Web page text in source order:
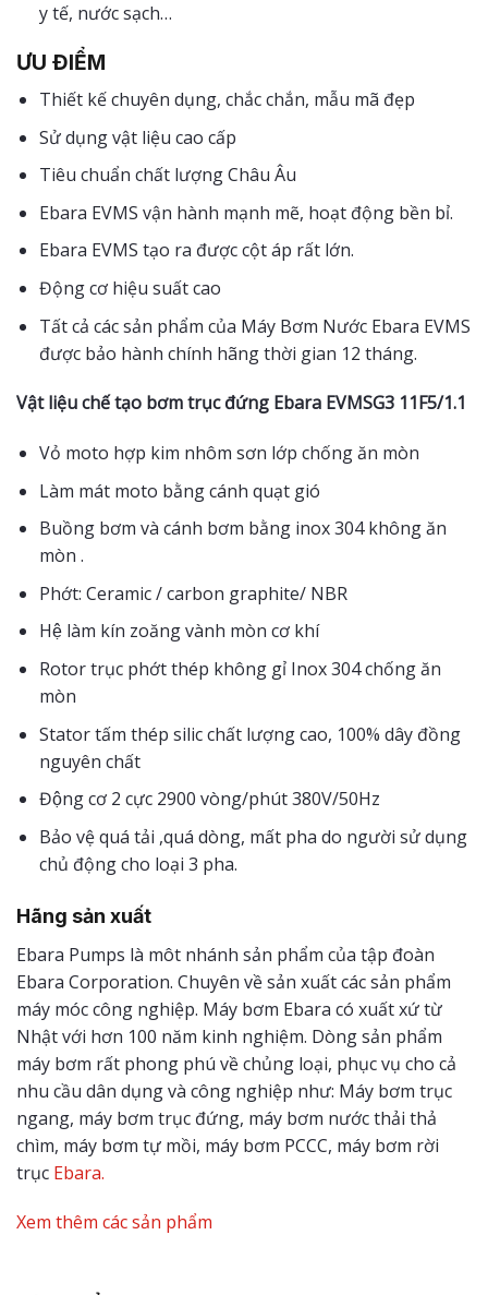
y tế, nước sạch…
ƯU ĐIỂM
Thiết kế chuyên dụng, chắc chắn, mẫu mã đẹp
Sử dụng vật liệu cao cấp
Tiêu chuẩn chất lượng Châu Âu
Ebara EVMS vận hành mạnh mẽ, hoạt động bền bỉ.
Ebara EVMS tạo ra được cột áp rất lớn.
Động cơ hiệu suất cao
Tất cả các sản phẩm của Máy Bơm Nước Ebara EVMS
được bảo hành chính hãng thời gian 12 tháng.
Vật liệu chế tạo bơm trục đứng Ebara EVMSG3 11F5/1.1
Vỏ moto hợp kim nhôm sơn lớp chống ăn mòn
Làm mát moto bằng cánh quạt gió
Buồng bơm và cánh bơm bằng inox 304 không ăn
mòn .
Phớt: Ceramic / carbon graphite/ NBR
Hệ làm kín zoăng vành mòn cơ khí
Rotor trục phớt thép không gỉ Inox 304 chống ăn
mòn
Stator tấm thép silic chất lượng cao, 100% dây đồng
nguyên chất
Động cơ 2 cực 2900 vòng/phút 380V/50Hz
Bảo vệ quá tải ,quá dòng, mất pha do người sử dụng
chủ động cho loại 3 pha.
Hãng sản xuất
Ebara Pumps là môt nhánh sản phẩm của tập đoàn
Ebara Corporation. Chuyên về sản xuất các sản phẩm
máy móc công nghiệp. Máy bơm Ebara có xuất xứ từ
Nhật với hơn 100 năm kinh nghiệm. Dòng sản phẩm
máy bơm rất phong phú về chủng loại, phục vụ cho cả
nhu cầu dân dụng và công nghiệp như: Máy bơm trục
ngang, máy bơm trục đứng, máy bơm nước thải thả
chìm, máy bơm tự mồi, máy bơm PCCC, máy bơm rời
trục Ebara.
Xem thêm các sản phẩm